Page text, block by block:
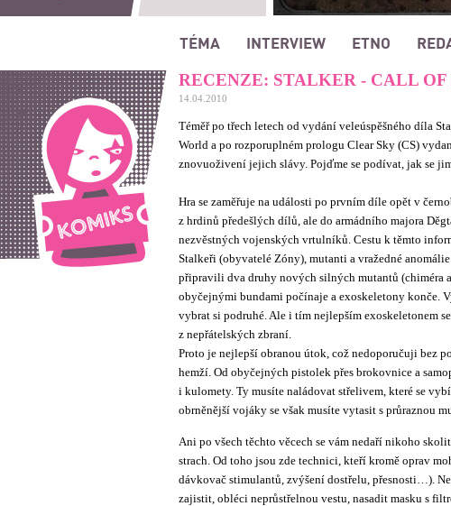
RECENZE: STALKER - CALL OF
14.04.2010
Téměř po třech letech od vydání veleúspěšného díla
World a po rozporuplném prologu Clear Sky (CS)
znovuoživení jejich slávy. Pojďme se podívat, jak se
Hra se zaměřuje na události po prvním díle opět v
z hrdinů předešlých dílů, ale do armádního majora
nezvěstných vojenských vrtulníků. Cestu k těmto
Stalkeři (obyvatelé Zóny), mutanti a vražedné
připravili dva druhy nových silných mutantů (chiméra
obyčejnými bundami počínaje a exoskeletony konče.
vybrat si podruhé. Ale i tím nejlepším exoskeletonem
z nepřátelských zbraní.
Proto je nejlepší obranou útok, což nedoporučuji bez
hemží. Od obyčejných pistolek přes brokovnice a
i kulomety. Ty musíte naládovat střelivem, které se
obrněnější vojáky se však musíte vytasit s průraznou
Ani po všech těchto věcech se vám nedaří nikoho
strach. Od toho jsou zde technici, kteří kromě oprav
dávkovač stimulantů, zvýšení dostřelu, přesnosti…).
zajistit, obléci neprůstřelnou vestu, nasadit masku s
TÉMA INTERVIEW ETNO